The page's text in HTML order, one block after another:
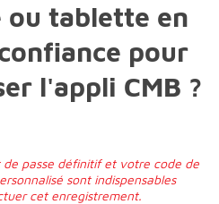
ou tablette en
pour
l'appli CMB ?
de passe définitif et votre code de
sont indispensables
cet enregistrement.